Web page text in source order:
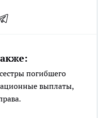
погибшего
выплаты,